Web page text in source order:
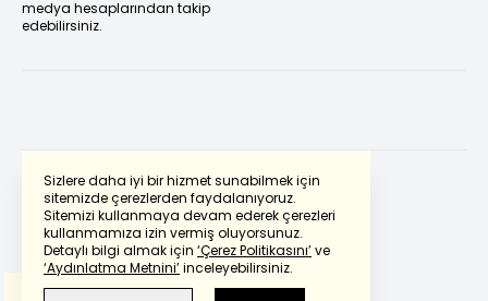
Sizlere daha iyi bir hizmet sunabilmek için
sitemizde çerezlerden faydalanıyoruz.
Sitemizi kullanmaya devam ederek çerezleri
kullanmamıza izin vermiş oluyorsunuz.
Detaylı bilgi almak için ‘Çerez Politikasını’ve
‘Aydınlatma Metnini’inceleyebilirsiniz.
medya hesaplarından takip
edebilirsiniz.
Powered by Translate
Bu çevirideGoogle Transletekullanılmıştır.